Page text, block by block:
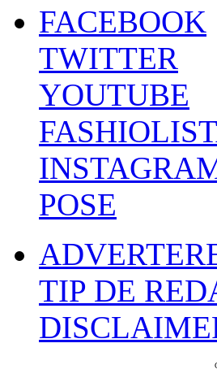
FACEBOOK
TWITTER
YOUTUBE
POSE
TIP DE